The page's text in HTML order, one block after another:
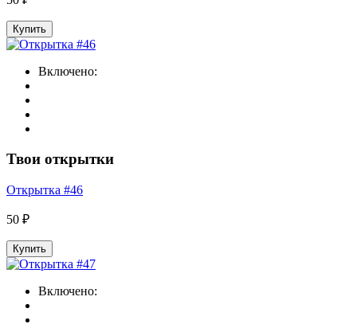
Купить
Включено:
Твои открытки
Открытка #46
50 ₽
Купить
Включено: